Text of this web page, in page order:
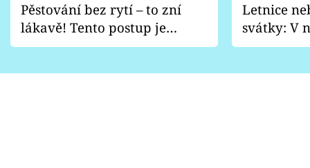
Pěstování bez rytí – to zní
lákavě! Tento postup je
vhodný jen pro některé
Letnice
svátky: V
pondělí